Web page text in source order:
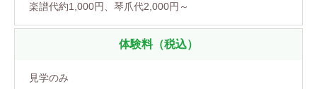
楽譜代約1,000円、琴爪代2,000円～
体験料（税込）
見学のみ